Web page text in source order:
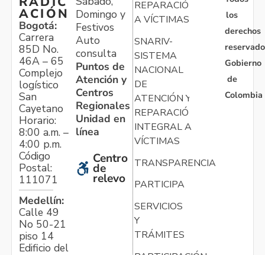
ACIÓN
Bogotá:
Carrera
85D No.
46A – 65
Complejo
logístico
San
Cayetano
Horario:
8:00 a.m. –
4:00 p.m.
Código
Postal:
111071
Medellín:
Calle 49
No 50-21
piso 14
Edificio del
Domingo y
Festivos
Auto
consulta
Puntos de
Atención y
Centros
Regionales
Unidad en
línea
Centro
de
relevo
REPARACIÓN
A VÍCTIMAS
SNARIV-
SISTEMA
NACIONAL
DE
ATENCIÓN Y
REPARACIÓN
INTEGRAL A
VÍCTIMAS
TRANSPARENCIA
PARTICIPA
SERVICIOS
Y
TRÁMITES
los
derechos
Gobierno
de
Colombia